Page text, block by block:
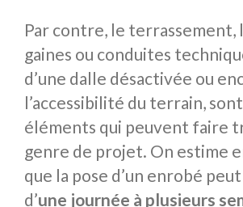
Par contre, le terrassement,
gaines ou conduites
d’une dalle désactivée ou
l’accessibilité du terrain,
éléments qui peuvent faire
genre de projet. On estime
que la pose d’un enrobé
d’une journée à plusieurs